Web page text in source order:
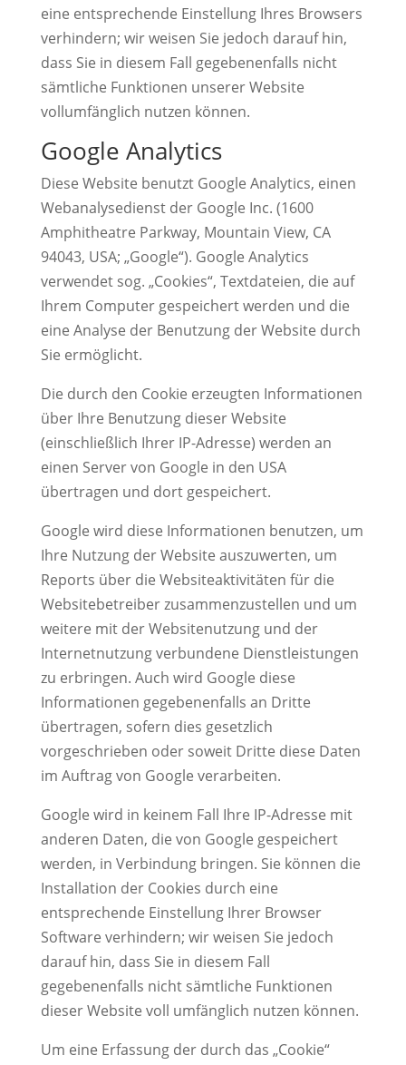
eine entsprechende Einstellung Ihres Browsers
verhindern; wir weisen Sie jedoch darauf hin,
dass Sie in diesem Fall gegebenenfalls nicht
sämtliche Funktionen unserer Website
vollumfänglich nutzen können.
Google Analytics
Diese Website benutzt Google Analytics, einen
Webanalysedienst der Google Inc. (1600
Amphitheatre Parkway, Mountain View, CA
94043, USA; „Google“). Google Analytics
verwendet sog. „Cookies“, Textdateien, die auf
Ihrem Computer gespeichert werden und die
eine Analyse der Benutzung der Website durch
Sie ermöglicht.
Die durch den Cookie erzeugten Informationen
über Ihre Benutzung dieser Website
(einschließlich Ihrer IP-Adresse) werden an
einen Server von Google in den USA
übertragen und dort gespeichert.
Google wird diese Informationen benutzen, um
Ihre Nutzung der Website auszuwerten, um
Reports über die Websiteaktivitäten für die
Websitebetreiber zusammenzustellen und um
weitere mit der Websitenutzung und der
Internetnutzung verbundene Dienstleistungen
zu erbringen. Auch wird Google diese
Informationen gegebenenfalls an Dritte
übertragen, sofern dies gesetzlich
vorgeschrieben oder soweit Dritte diese Daten
im Auftrag von Google verarbeiten.
Google wird in keinem Fall Ihre IP-Adresse mit
anderen Daten, die von Google gespeichert
werden, in Verbindung bringen. Sie können die
Installation der Cookies durch eine
entsprechende Einstellung Ihrer Browser
Software verhindern; wir weisen Sie jedoch
darauf hin, dass Sie in diesem Fall
gegebenenfalls nicht sämtliche Funktionen
dieser Website voll umfänglich nutzen können.
Um eine Erfassung der durch das „Cookie“